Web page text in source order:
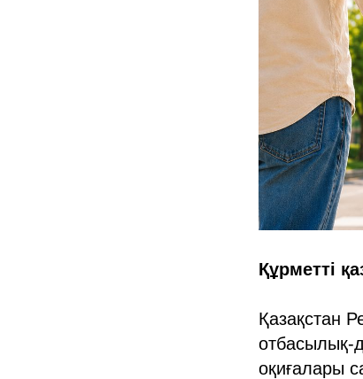
Құрметті
Қазақстан
отбасылық-
оқиғалары